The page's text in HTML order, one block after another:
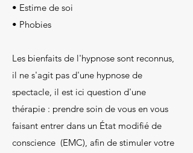
• Estime de soi
• Phobies
Les bienfaits de l'hypnose sont reconnus,
il ne s'agit pas d'une hypnose de
spectacle, il est ici question d'une
thérapie : prendre soin de vous en vous
faisant entrer dans un État modifié de
conscience (EMC), afin de stimuler votre